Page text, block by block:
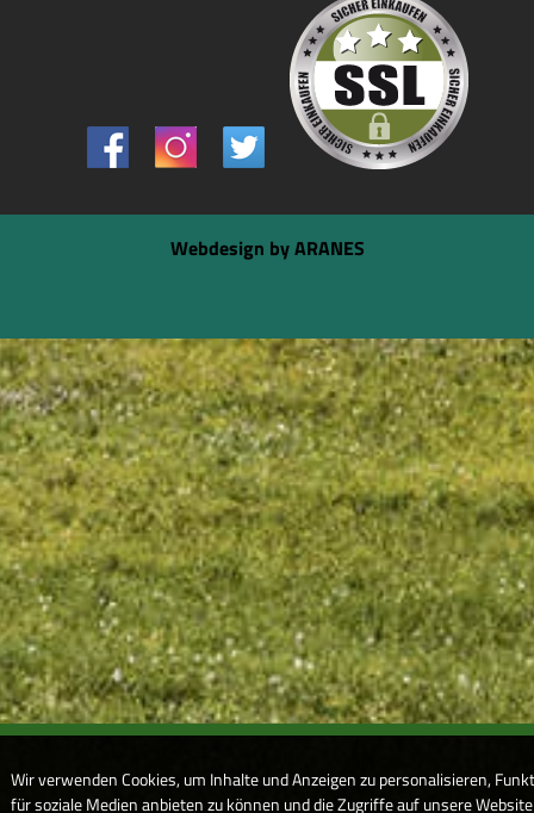
Webdesign by ARANES
Wir verwenden Cookies, um Inhalte und Anzeigen zu personalisieren,
für soziale Medien anbieten zu können und die Zugriffe auf unsere